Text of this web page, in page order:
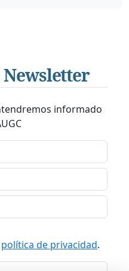
Newsletter
informado
política de privacidad.